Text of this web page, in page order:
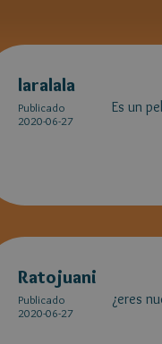
laralala
Publicado
2020-06-27
Es un
Ratojuani
Publicado
2020-06-27
¿eres